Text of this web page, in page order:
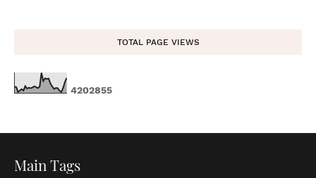
TOTAL PAGE VIEWS
4202855
Main Tags